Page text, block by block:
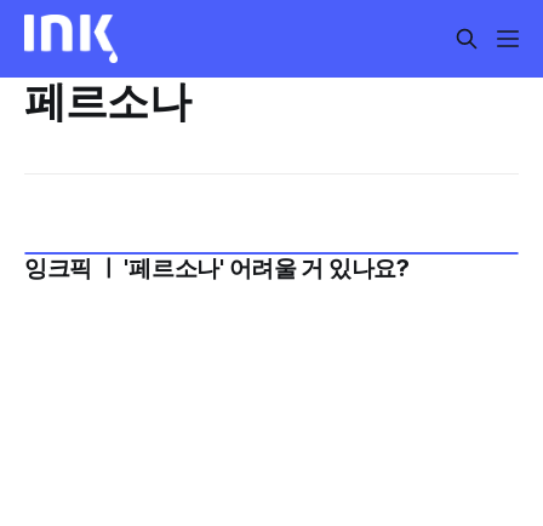
페르소나
잉크픽 ㅣ '페르소나' 어려울 거 있나요?